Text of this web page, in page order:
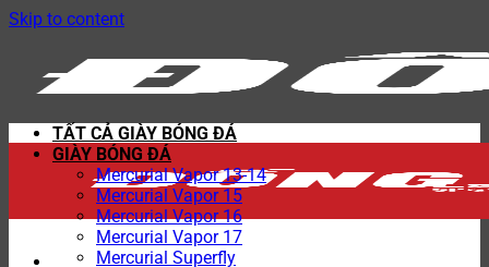
Skip to content
TẤT CẢ GIÀY BÓNG ĐÁ
GIÀY BÓNG ĐÁ
Mercurial Vapor 13-14
Mercurial Vapor 15
Mercurial Vapor 16
Mercurial Vapor 17
Mercurial Superfly